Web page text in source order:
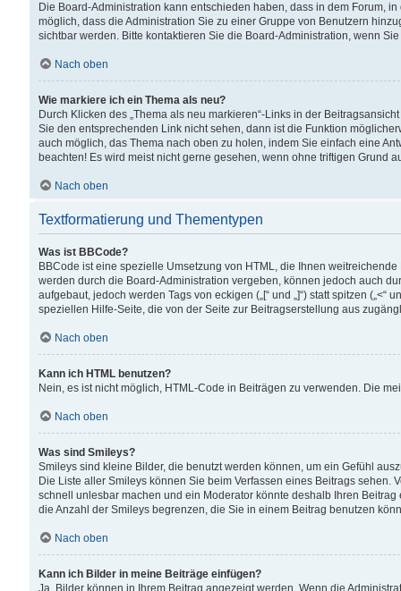
Die Board-Administration kann entschieden haben, dass in dem Forum,
möglich, dass die Administration Sie zu einer Gruppe von Benutzern
sichtbar werden. Bitte kontaktieren Sie die Board-Administration, wenn
Nach oben
Wie markiere ich ein Thema als neu?
Durch Klicken des „Thema als neu markieren“-Links in der
Sie den entsprechenden Link nicht sehen, dann ist die Funktion
auch möglich, das Thema nach oben zu holen, indem Sie einfach eine
beachten! Es wird meist nicht gerne gesehen, wenn ohne triftigen Grund
Nach oben
Textformatierung und Thementypen
Was ist BBCode?
BBCode ist eine spezielle Umsetzung von HTML, die Ihnen
werden durch die Board-Administration vergeben, können jedoch auch
aufgebaut, jedoch werden Tags von eckigen („[“ und „]“) statt spitzen
speziellen Hilfe-Seite, die von der Seite zur Beitragserstellung aus
Nach oben
Kann ich HTML benutzen?
Nein, es ist nicht möglich, HTML-Code in Beiträgen zu verwenden. Die
Nach oben
Was sind Smileys?
Smileys sind kleine Bilder, die benutzt werden können, um ein Gefühl
Die Liste aller Smileys können Sie beim Verfassen eines Beitrags
schnell unlesbar machen und ein Moderator könnte deshalb Ihren
die Anzahl der Smileys begrenzen, die Sie in einem Beitrag benutzen
Nach oben
Kann ich Bilder in meine Beiträge einfügen?
Ja, Bilder können in Ihrem Beitrag angezeigt werden. Wenn die